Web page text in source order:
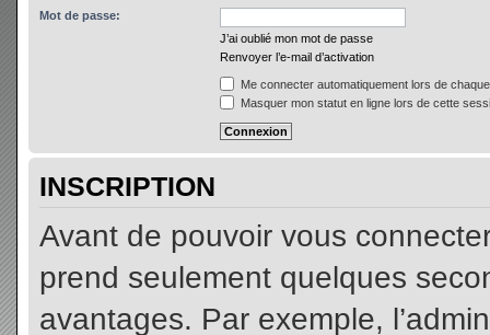
Mot de passe:
J’ai oublié mon mot de passe
Renvoyer l’e-mail d’activation
Me connecter automatiquement lors de
Masquer mon statut en ligne lors de cette
INSCRIPTION
Avant de pouvoir vous
prend seulement quelques
avantages. Par exemple,